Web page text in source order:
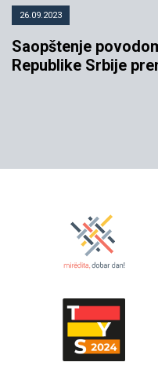
26.09.2023
Saopštenje
Republike Srbije